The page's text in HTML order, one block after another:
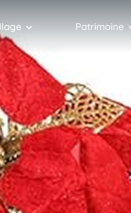
Patrimoine